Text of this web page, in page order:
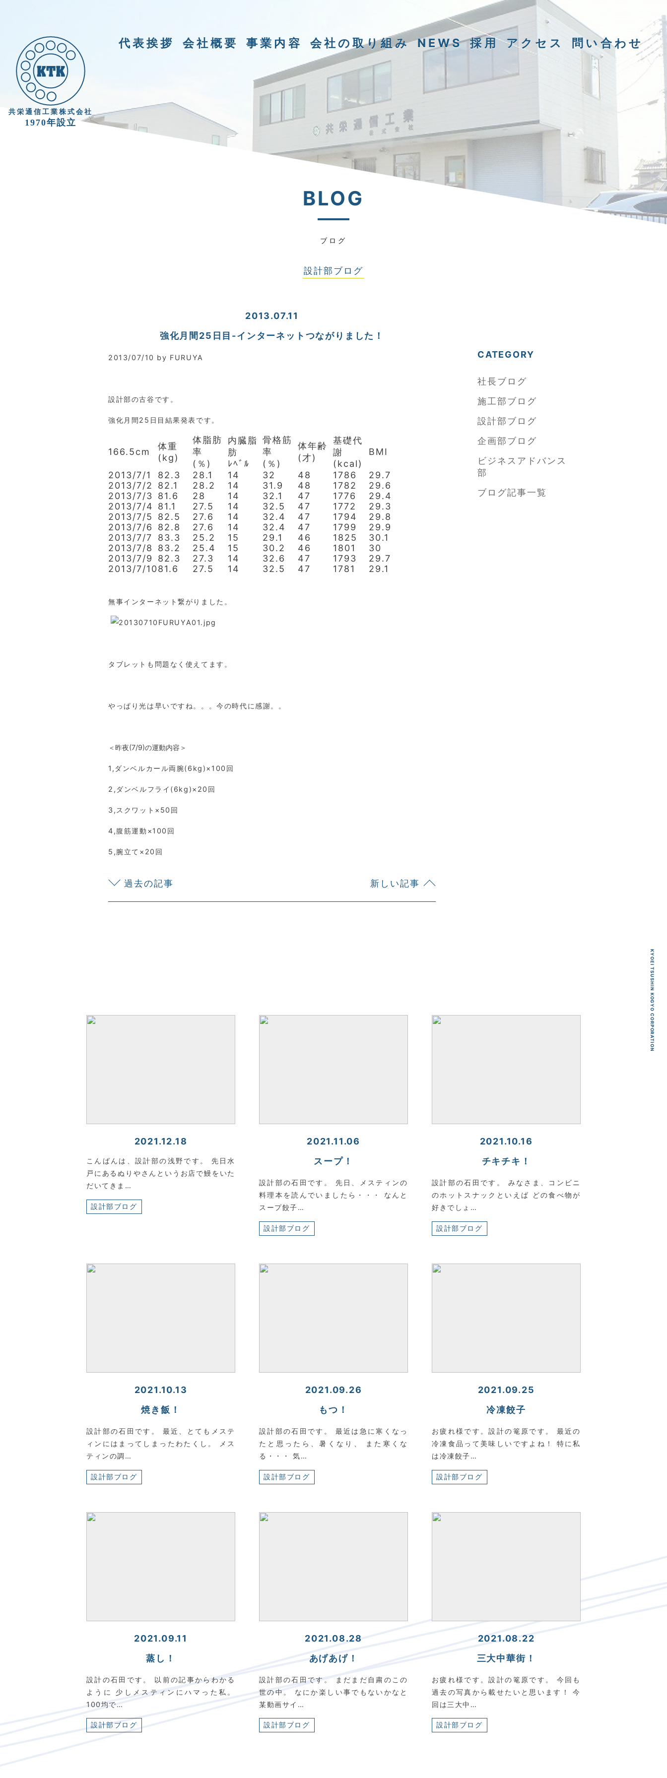
共栄通信工業株式会社
1970年設立
代表挨拶 会社概要 事業内容 会社の取り組み NEWS 採用 アクセス 問い合わせ
BLOG
ブログ
設計部ブログ
2013.07.11
強化月間25日目-インターネットつながりました！
2013/07/10 by FURUYA
設計部の古谷です。
強化月間25日目結果発表です。
166.5cm
体重
(kg)
体脂肪
率
(％)
内臓脂
肪
ﾚﾍﾞﾙ
骨格筋
率
(％)
体年齢
(才)
基礎代
謝
(kcal)
BMI
2013/7/1 82.3 28.1 14 32 48 1786
29.7
2013/7/2
82.1 28.2 14 31.9 48 1782
29.6
2013/7/3
81.6 28 14 32.1 47 1776
29.4
2013/7/4
81.1 27.5 14 32.5 47 1772
29.3
2013/7/5
82.5 27.6 14 32.4 47 1794
29.8
2013/7/6
82.8 27.6 14 32.4 47 1799
29.9
2013/7/7
83.3 25.2 15 29.1 46 1825
30.1
2013/7/8
83.2 25.4 15 30.2 46 1801
30
2013/7/9
82.3 27.3 14 32.6 47 1793
29.7
2013/7/1081.6 27.5 14 32.5 47 1781 29.1
無事インターネット繋がりました。
タブレットも問題なく使えてます。
やっぱり光は早いですね。。。今の時代に感謝。。
＜昨夜(7/9)の運動内容＞
1,ダンベルカール両腕(6kg)×100回
2,ダンベルフライ(6kg)×20回
3,スクワット×50回
4,腹筋運動×100回
5,腕立て×20回
過去の記事 新しい記事
CATEGORY
社長ブログ
施工部ブログ
設計部ブログ
企画部ブログ
ビジネスアドバンス
部
ブログ記事一覧
2021.12.18
こんばんは、設計部の浅野です。 先日水
戸にあるぬりやさんというお店で鰻をいた
だいてきま…
設計部ブログ
2021.11.06
スープ！
設計部の石田です。 先日、メスティンの
料理本を読んでいましたら・・・ なんと
スープ餃子…
設計部ブログ
2021.10.16
チキチキ！
設計部の石田です。 みなさま、コンビニ
のホットスナックといえば どの食べ物が
好きでしょ…
設計部ブログ
2021.10.13
焼き飯！
設計部の石田です。 最近、とてもメステ
ィンにはまってしまったわたくし。 メス
ティンの調…
設計部ブログ
2021.09.26
もつ！
設計部の石田です。 最近は急に寒くなっ
たと思ったら、暑くなり、 また寒くな
る・・・ 気…
設計部ブログ
2021.09.25
冷凍餃子
お疲れ様です。設計の篭原です。 最近の
冷凍食品って美味しいですよね！ 特に私
は冷凍餃子…
設計部ブログ
2021.09.11
蒸し！
設計の石田です。 以前の記事からわかる
ように 少しメスティンにハマった私。
100均で…
設計部ブログ
2021.08.28
あげあげ！
設計部の石田です。 まだまだ自粛のこの
世の中。 なにか楽しい事でもないかなと
某動画サイ…
設計部ブログ
2021.08.22
三大中華街！
お疲れ様です。設計の篭原です。 今回も
過去の写真から載せたいと思います！ 今
回は三大中…
設計部ブログ
KYOEI TSUSHIN KOGYO CORPORATION